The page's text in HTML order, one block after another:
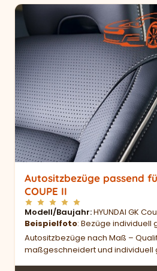
Autositzbezüge passend
COUPE II
Modell/Baujahr HYUNDAI GK
Beispielfoto: Bezüge individuell
Autositzbezüge nach Maß –
maßgeschneidert und individuell